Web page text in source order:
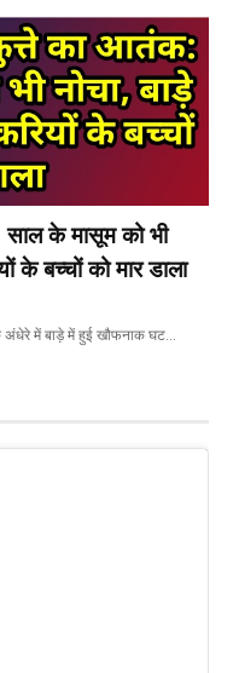
के मासूम को भी
बच्चों को मार डाला
अंधेरे में बाड़े में हुई खौफनाक घट…